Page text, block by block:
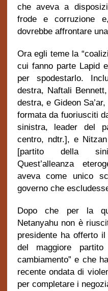
che aveva a
frode e corruzione
dovrebbe affrontare
Ora egli teme la
cui fanno parte Lapid
per spodestarlo.
destra, Naftali
destra, e Gideon
formata da fuoriusciti
sinistra, leader del
centro, ndtr.], e
[partito della
Quest’alleanza
aveva come unico
governo che
Dopo che per la
Netanyahu non è
presidente ha offerto
del maggiore
cambiamento” e che
recente ondata di
per completare i